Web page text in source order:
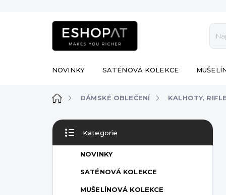
NOVINKY SATÉNOVÁ KOLEKCE
DomůDÁMSKÉ OBLEČENÍ KALHOTY,
P
s
kategorie
Kategorie
NOVINKY
SATÉNOVÁ KOLEKCE
MUŠELÍNOVÁ KOLEKCE